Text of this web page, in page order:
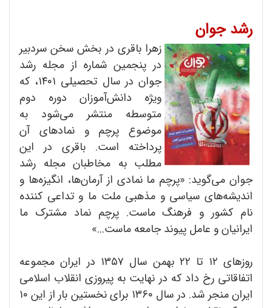
رشد جوان
زهرا باقری در بخش سخن سردبیر
در پنجمین شماره از مجله رشد
جوان در سال تحصیلی ۱۴۰۱، که
ویژه دانش‌آموزان دوره دوم
متوسطه منتشر می‌شود به
موضوع پرچم و نمادهای آن
پرداخته است. باقری در این
مطلب به مخاطبان مجله رشد
جوان می‌گوید: «پرچم ما نمادی از آرمان‌ها، انگیزه‌ها و
اندیشه‌های سیاسی و مذهبی ملت ما و تداعی کننده
نام کشور و فرهنگ ماست. پرچم نماد مشترک ما
ایرانیان و عامل پیوند جامعه ماست...»
روزهای ۱۲ تا ۲۲ بهمن سال ۱۳۵۷ در ایران مجموعه
اتفاقاتی رخ داد که در نهایت به پیروزی انقلاب اسلامی
ایران منجر شد. در سال ۱۳۶۰ برای نخستین بار از این ۱۰